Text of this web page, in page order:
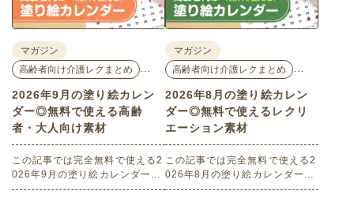
マガジン
高齢者向け介護レクまとめ
2026年9月の塗り絵カレン
ダー◎無料で使える高齢
者・大人向け素材
この記事では完全無料で使える2
026年9月の塗り絵カレンダーを
ご紹介します。人気で定番のお
マガジン
高齢者向け介護レクまとめ
2026年8月の塗り絵カレン
ダー◎無料で使えるレクリ
エーション素材
この記事では完全無料で使える2
026年8月の塗り絵カレンダーを
ご紹介します。人気で定番のお